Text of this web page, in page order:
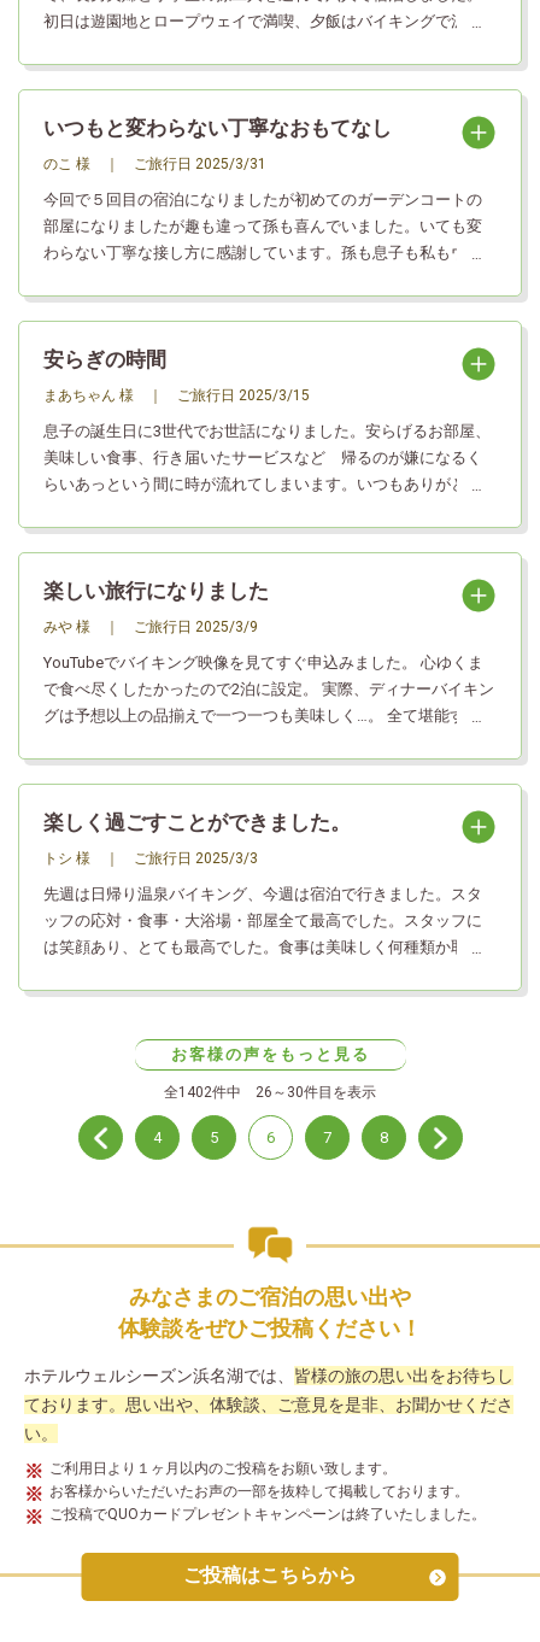
初日は遊園地とロープウェイで満喫、夕飯はバイキングで沢山
ました。翌日は、はままつフラワーパークで満開の桜、チュー
です。それから孫達は再度、遊園地で楽しみ、ようやく夕方戻
り、華咲の湯でお風呂に入り、夕飯もここで食べて帰りまし
ホテル旅館だと思います。孫達は本当に喜んでいました。あり
がとうございました。
いつもと変わらない丁寧なおもてなし
のこ 様 ご旅行日 2025/3/31
今回で５回目の宿泊になりましたが初めてのガーデンコートの
部屋になりましたが趣も違って孫も喜んでいました。いても変
わらない丁寧な接し方に感謝しています。孫も息子も私もウェ
る予定なのでその節はよろしくお願いします。今回も良き思い
安らぎの時間
まあちゃん 様 ご旅行日 2025/3/15
息子の誕生日に3世代でお世話になりました。安らげるお部屋、
美味しい食事、行き届いたサービスなど 帰るのが嫌になるく
らいあっという間に時が流れてしまいます。いつもありがとう
楽しい旅行になりました
みや 様 ご旅行日 2025/3/9
YouTubeでバイキング映像を見てすぐ申込みました。 心ゆくま
で食べ尽くしたかったので2泊に設定。 実際、ディナーバイキン
グは予想以上の品揃えで一つ一つも美味しく…。 全て堪能するに
しみました。 このマンガですが、これがなかなか侮れないと言
てことがよくあります。 対してこちらのラインナップは最新の
人気作品を取り揃えており、見逃していた最新刊も読めまし
グも種類豊富で大満足。 2回目のディナーバイキングはメニュー
が変わらないと言うことで特別に別メニューの差し入れがあ
り、その心遣いが嬉しかったです。 当初の予定通り本当に心ゆ
いですよね…笑
楽しく過ごすことができました。
トシ 様 ご旅行日 2025/3/3
先週は日帰り温泉バイキング、今週は宿泊で行きました。スタ
ッフの応対・食事・大浴場・部屋全て最高でした。スタッフに
は笑顔あり、とても最高でした。食事は美味しく何種類か取っ
部屋もきれいでした。スタッフでは、フロントスタッフのNさん
んの応対よかったです。友達もまた行きたいと行っていまし
お客様の声をもっと見る
全1402件中 26～30件目を表示
4 5 6 7 8
みなさまのご宿泊の思い出や
体験談をぜひご投稿ください！
ホテルウェルシーズン浜名湖では、 皆様の旅の思い出をお待ちし
ております。 思い出や、体験談、ご意見を是非、お聞かせくださ
い。
ご利用日より１ヶ月以内のご投稿をお願い致します。
お客様からいただいたお声の一部を抜粋して掲載しております。
ご投稿でQUOカードプレゼントキャンペーンは終了いたしました。
ご投稿はこちらから